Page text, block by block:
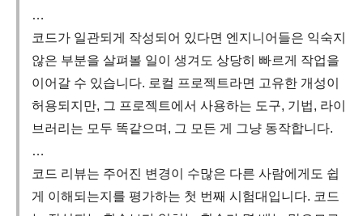
…
코드가 일관되게 작성되어 있다면 엔지니어들은 익숙지
않은 부분을 살펴볼 일이 생겨도 상당히 빠르게 작업을
이어갈 수 있습니다. 로컬 프로젝트라면 고유한 개성이
허용되지만, 그 프로젝트에서 사용하는 도구, 기법, 라이
브러리는 모두 똑같으며, 그 모든 게 그냥 동작합니다.
…
코드 리뷰는 주어진 변경이 수많은 다른 사람에게도 쉽
게 이해되는지를 평가하는 첫 번째 시험대입니다. 코드